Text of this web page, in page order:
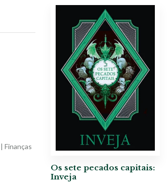
Finanças
Os sete pecados capitais:
Inveja